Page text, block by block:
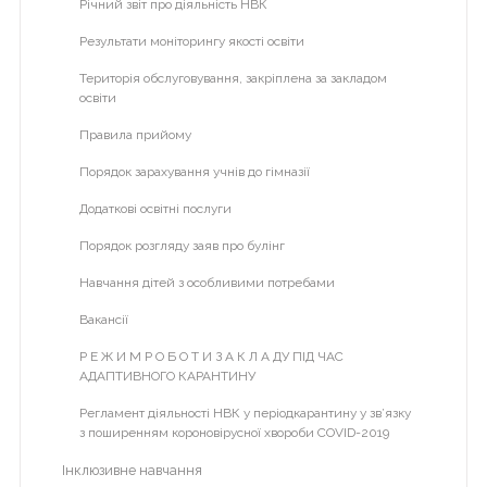
Початкова школа
ІІ курс
ІІІ курс
Проектна діяльність
Кабінет медсестри
Річний звіт про діяльність НВК
Результати моніторингу якості освіти
Територія обслуговування, закріплена за закладом
освіти
Правила прийому
Порядок зарахування учнів до гімназії
Додаткові освітні послуги
Порядок розгляду заяв про булінг
Навчання дітей з особливими потребами
Вакансії
Р Е Ж И М Р О Б О Т И З А К Л А ДУ ПІД ЧАС
АДАПТИВНОГО КАРАНТИНУ
Регламент діяльності НВК у періодкарантину у зв’язку
з поширенням короновірусної хвороби COVID-2019
Інклюзивне навчання